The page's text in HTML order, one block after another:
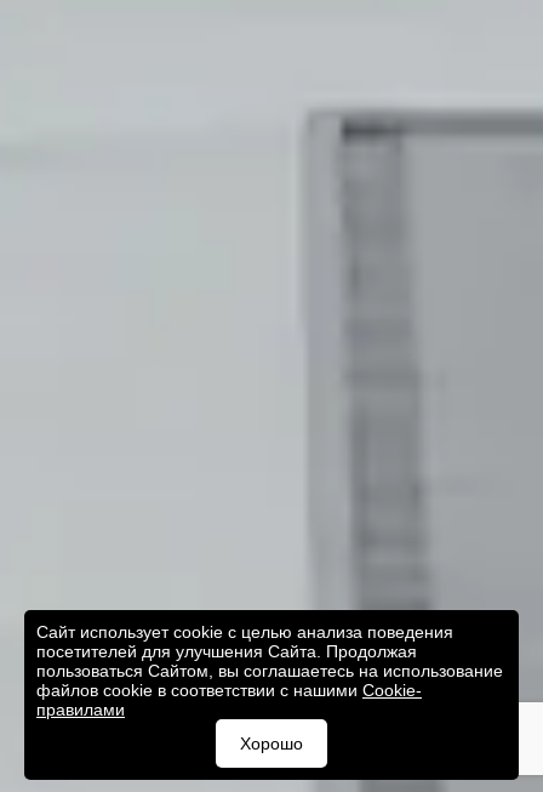
Сайт использует cookie с целью анализа поведения
посетителей для улучшения Сайта. Продолжая
пользоваться Сайтом, вы соглашаетесь на использование
файлов cookie в соответствии с нашими Cookie-
правилами
Хорошо